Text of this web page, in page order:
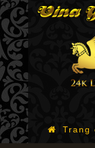
Trang